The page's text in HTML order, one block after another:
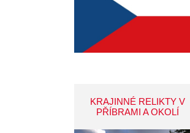
KRAJINNÉ RELIKTY V
PŘÍBRAMI A OKOLÍ